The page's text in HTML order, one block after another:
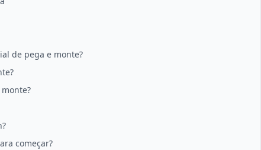
de pega e monte?
começar?